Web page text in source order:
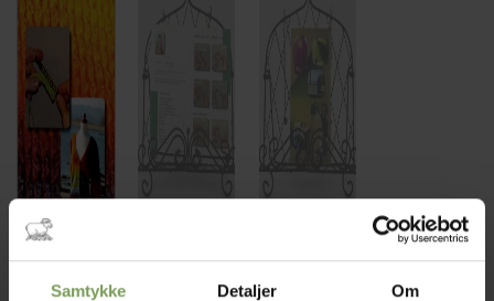
Samtykke Detaljer Om
kr.65,00
Mærke:Daisy Tyron